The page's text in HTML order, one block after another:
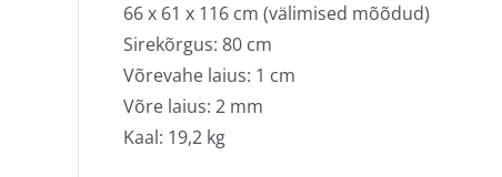
66 x 61 x 116 cm (välimised mõõdud)
Sirekõrgus: 80 cm
Võrevahe laius: 1 cm
Võre laius: 2 mm
Kaal: 19,2 kg